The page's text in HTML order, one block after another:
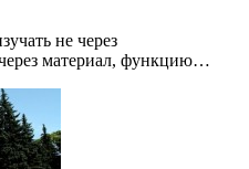
не через
материал, функцию…